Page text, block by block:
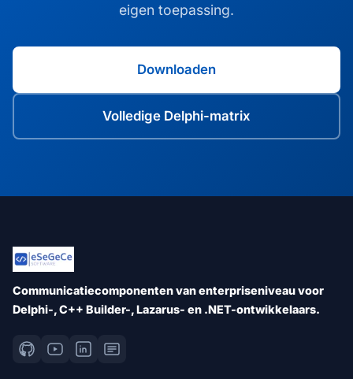
eigen toepassing.
Downloaden
Volledige Delphi-matrix
Communicatiecomponenten van enterpriseniveau voor
Delphi-, C++ Builder-, Lazarus- en .NET-ontwikkelaars.